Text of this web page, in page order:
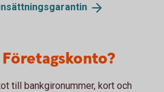
till bankgironummer, kort och